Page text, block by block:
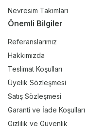
Nevresim Takımları
Önemli Bilgiler
Referanslarımız
Hakkımızda
Teslimat Koşulları
Üyelik Sözleşmesi
Satış Sözleşmesi
Garanti ve İade Koşulları
Gizlilik ve Güvenlik